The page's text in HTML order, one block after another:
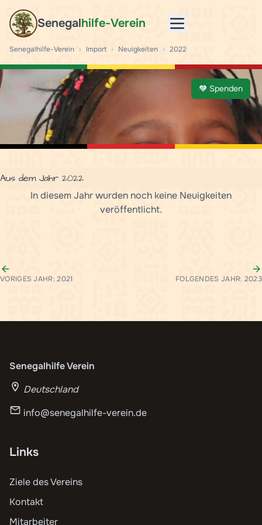
Senegalhilfe-Verein Mobile menu
Senegalhilfe-Verein › Import › Neuigkeiten › 2022
Spenden
Aus dem Jahr 2022
In diesem Jahr wurden noch keine Neuigkeiten
veröffentlicht.
VORIGES JAHR: 2021 FOLGENDES JAHR: 2023
Senegalhilfe Verein
Deutschland
info@senegalhilfe-verein.de
Links
Ziele des Vereins
Kontakt
Mitarbeiter